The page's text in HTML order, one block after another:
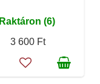
Raktáron (6)
3 600 Ft